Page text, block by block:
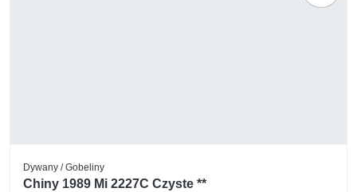
Dywany / Gobeliny
Chiny 1989 Mi 2227C Czyste **